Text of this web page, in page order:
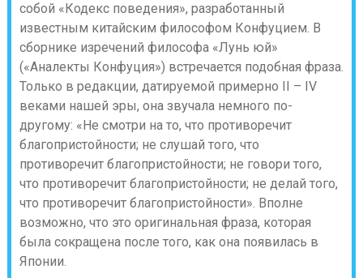
собой «Кодекс поведения», разработанный
известным китайским философом Конфуцием. В
сборнике изречений философа «Лунь юй»
(«Аналекты Конфуция») встречается подобная фраза.
Только в редакции, датируемой примерно II – IV
веками нашей эры, она звучала немного по-
другому: «Не смотри на то, что противоречит
благопристойности; не слушай того, что
противоречит благопристойности; не говори того,
что противоречит благопристойности; не делай того,
что противоречит благопристойности». Вполне
возможно, что это оригинальная фраза, которая
была сокращена после того, как она появилась в
Японии.